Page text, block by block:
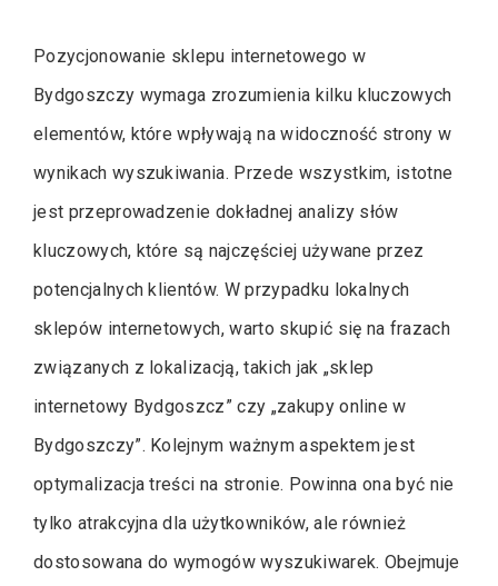
Pozycjonowanie sklepu internetowego w
Bydgoszczy wymaga zrozumienia kilku kluczowych
elementów, które wpływają na widoczność strony w
wynikach wyszukiwania. Przede wszystkim, istotne
jest przeprowadzenie dokładnej analizy słów
kluczowych, które są najczęściej używane przez
potencjalnych klientów. W przypadku lokalnych
sklepów internetowych, warto skupić się na frazach
związanych z lokalizacją, takich jak „sklep
internetowy Bydgoszcz” czy „zakupy online w
Bydgoszczy”. Kolejnym ważnym aspektem jest
optymalizacja treści na stronie. Powinna ona być nie
tylko atrakcyjna dla użytkowników, ale również
dostosowana do wymogów wyszukiwarek. Obejmuje